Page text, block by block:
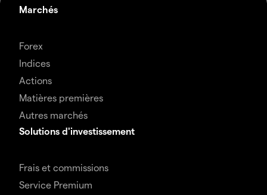
Marchés
Forex
Indices
Actions
Matières premières
Autres marchés
Solutions d'investissement
Frais et commissions
Service Premium